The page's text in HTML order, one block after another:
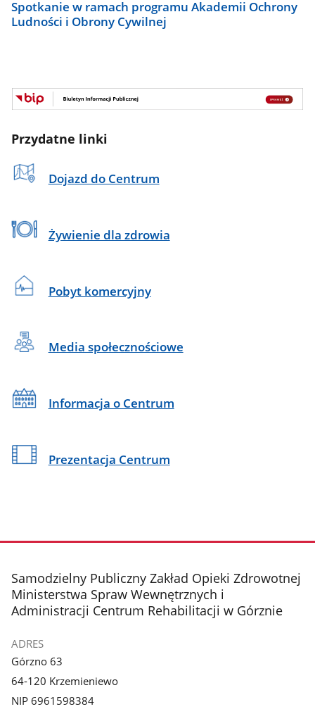
Spotkanie w ramach programu Akademii Ochrony
Ludności i Obrony Cywilnej
Baner
BIP
Przydatne linki
Dojazd do Centrum
Żywienie dla zdrowia
Pobyt komercyjny
Media społecznościowe
Informacja o Centrum
Prezentacja Centrum
stopka
Samodzielny Publiczny Zakład Opieki Zdrowotnej
Ministerstwa Spraw Wewnętrznych i
Administracji Centrum Rehabilitacji w Górznie
ADRES
Górzno 63
64-120 Krzemieniewo
NIP 6961598384